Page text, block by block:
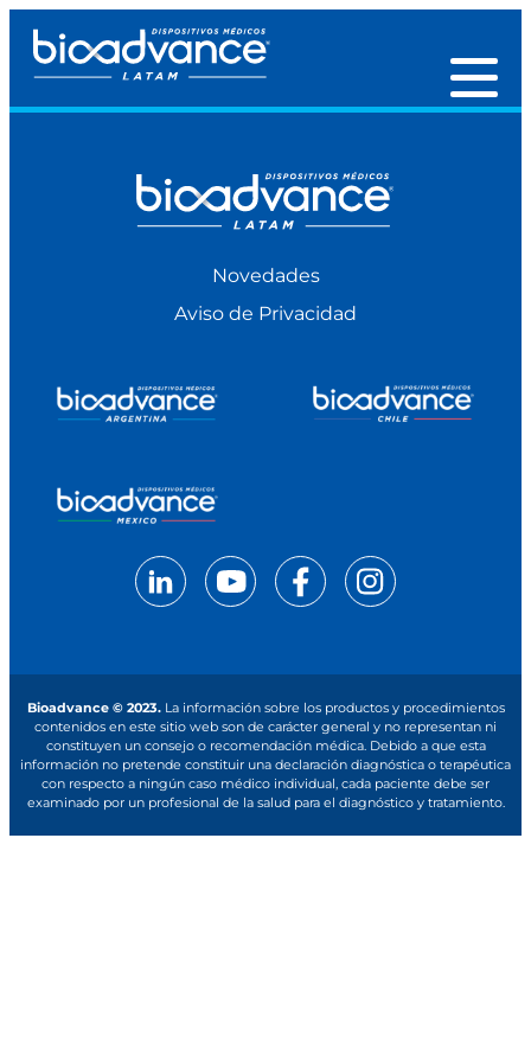
Novedades
Aviso de Privacidad
Bioadvance © 2023.La información sobre los productos y procedimientos
contenidos en este sitio web son de carácter general y no representan ni
constituyen un consejo o recomendación médica. Debido a que esta
información no pretende constituir una declaración diagnóstica o terapéutica
con respecto a ningún caso médico individual, cada paciente debe ser
examinado por un profesional de la salud para el diagnóstico y tratamiento.